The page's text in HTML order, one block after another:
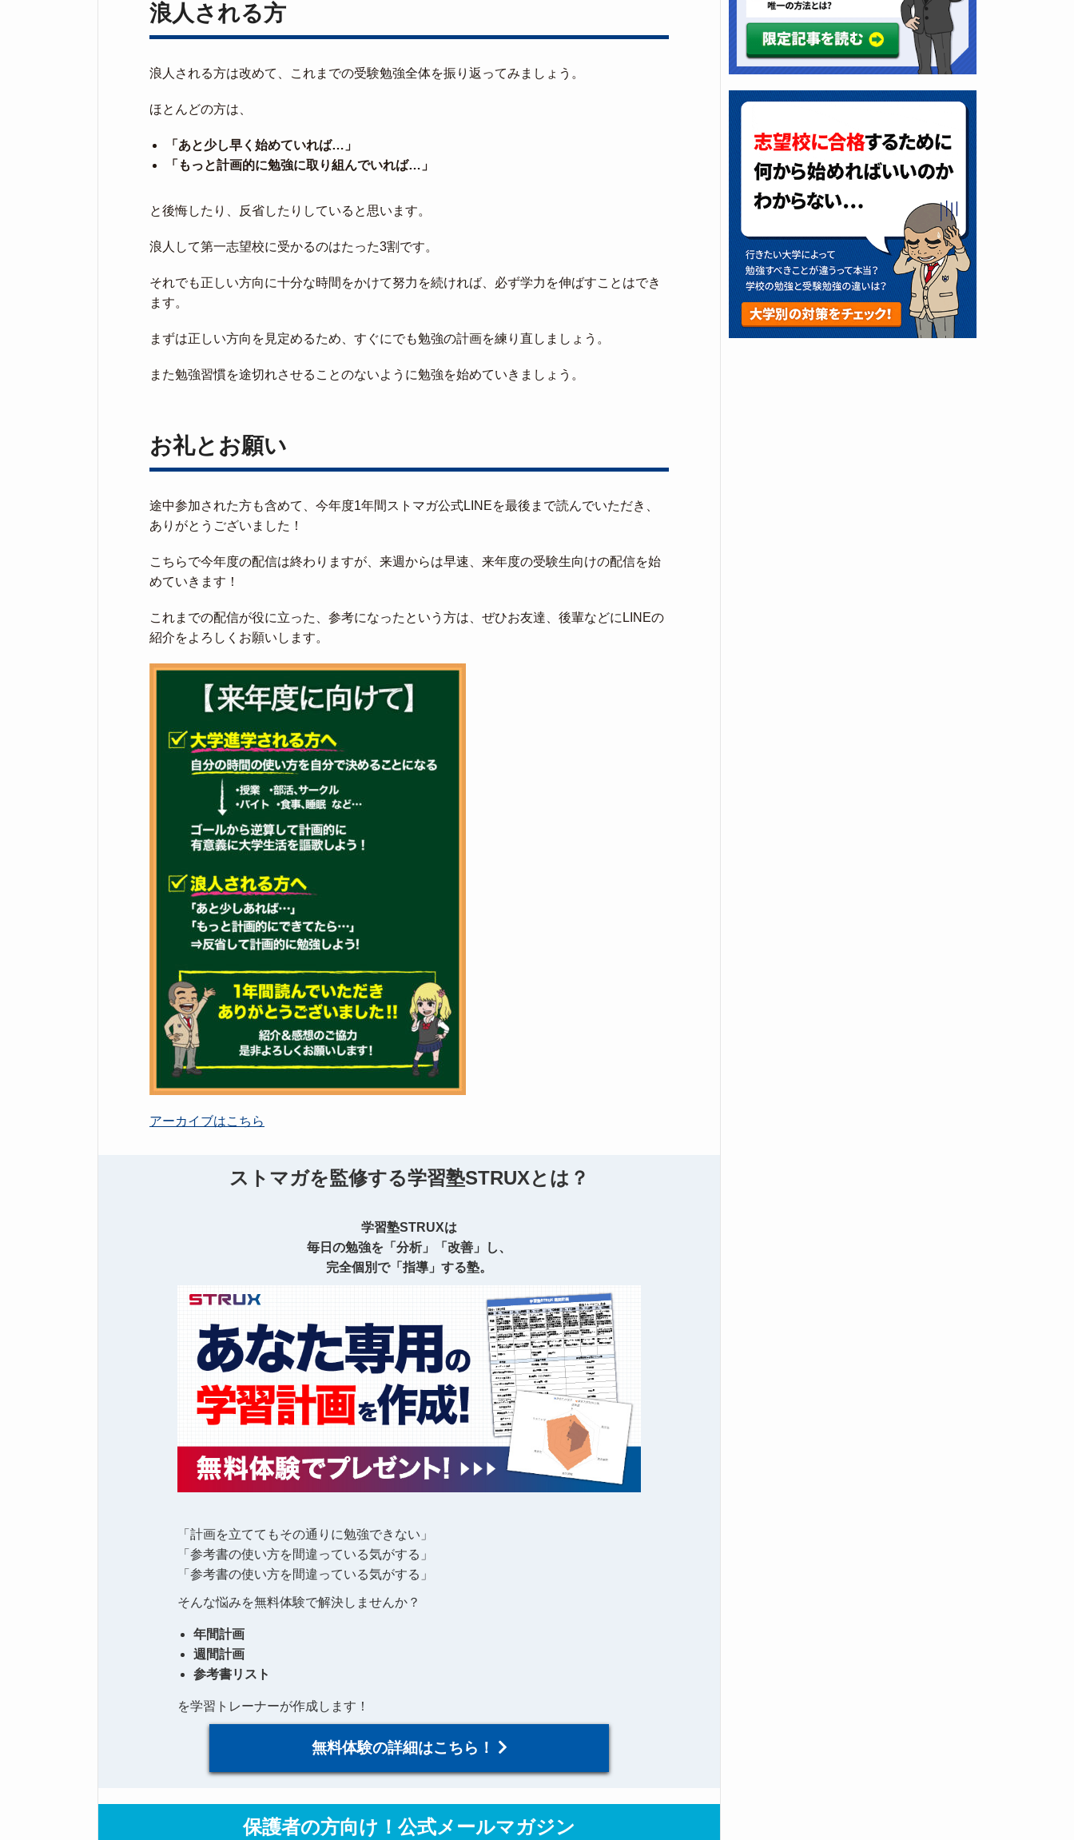
浪人される方
浪人される方は改めて、これまでの受験勉強全体を振り返ってみましょう。
ほとんどの方は、
「あと少し早く始めていれば…」
「もっと計画的に勉強に取り組んでいれば…」
と後悔したり、反省したりしていると思います。
浪人して第一志望校に受かるのはたった3割です。
それでも正しい方向に十分な時間をかけて努力を続ければ、必ず学力を伸ばすことはでき
ます。
まずは正しい方向を見定めるため、すぐにでも勉強の計画を練り直しましょう。
また勉強習慣を途切れさせることのないように勉強を始めていきましょう。
お礼とお願い
途中参加された方も含めて、今年度1年間ストマガ公式LINEを最後まで読んでいただき、
ありがとうございました！
こちらで今年度の配信は終わりますが、来週からは早速、来年度の受験生向けの配信を始
めていきます！
これまでの配信が役に立った、参考になったという方は、ぜひお友達、後輩などにLINEの
紹介をよろしくお願いします。
アーカイブはこちら
ストマガを監修する学習塾STRUXとは？
学習塾STRUXは
毎日の勉強を「分析」「改善」し、
完全個別で「指導」する塾。
「計画を立ててもその通りに勉強できない」
「参考書の使い方を間違っている気がする」
「参考書の使い方を間違っている気がする」
そんな悩みを無料体験で解決しませんか？
年間計画
週間計画
参考書リスト
を学習トレーナーが作成します！
無料体験の詳細はこちら！
保護者の方向け！公式メールマガジン